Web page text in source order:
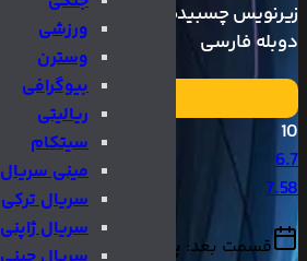
ورزشی
وسترن
بیوگرافی
ریالیتی
سیتکام
مینی سریال
سریال ترکی
سریال ژاپنی
زیرنویس چسبیده
دوبله فارسی
10
6.7
7.58
قسمت بعد: پایان یافته